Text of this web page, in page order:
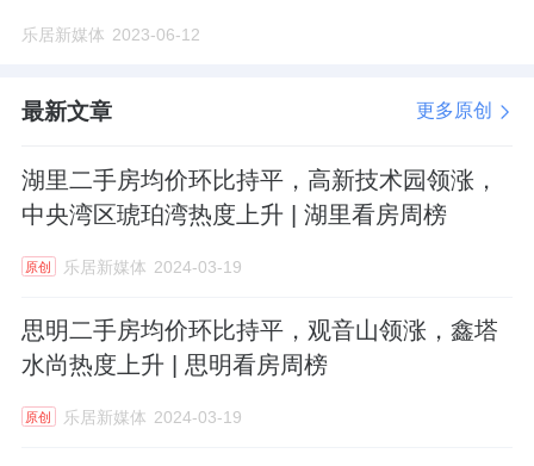
乐居新媒体 2023-06-12
最新文章 更多原创
湖里二手房均价环比持平，高新技术园领涨，
中央湾区琥珀湾热度上升 | 湖里看房周榜
原创 乐居新媒体 2024-03-19
思明二手房均价环比持平，观音山领涨，鑫塔
水尚热度上升 | 思明看房周榜
原创 乐居新媒体 2024-03-19